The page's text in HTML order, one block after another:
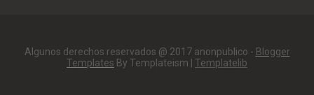
Algunos derechos reservados @ 2017 anonpublico - Blogger
Templates By Templateism | Templatelib